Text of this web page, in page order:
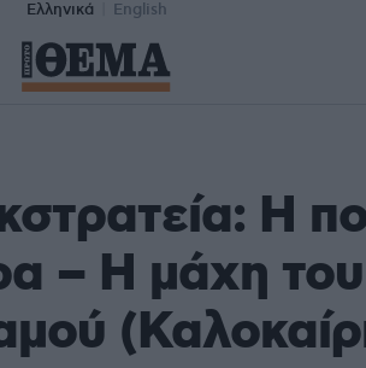
Ελληνικά English
Η
– Η μάχη του